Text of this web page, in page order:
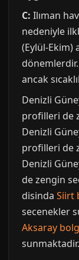
C: Ilıman
nedeniyle
(Eylül-Ekim)
ancak
Denizli
profilleri de
Denizli
profilleri de
Denizli
de zengin
disinda Siirt
secenekler
Aksaray
sunmaktadir.